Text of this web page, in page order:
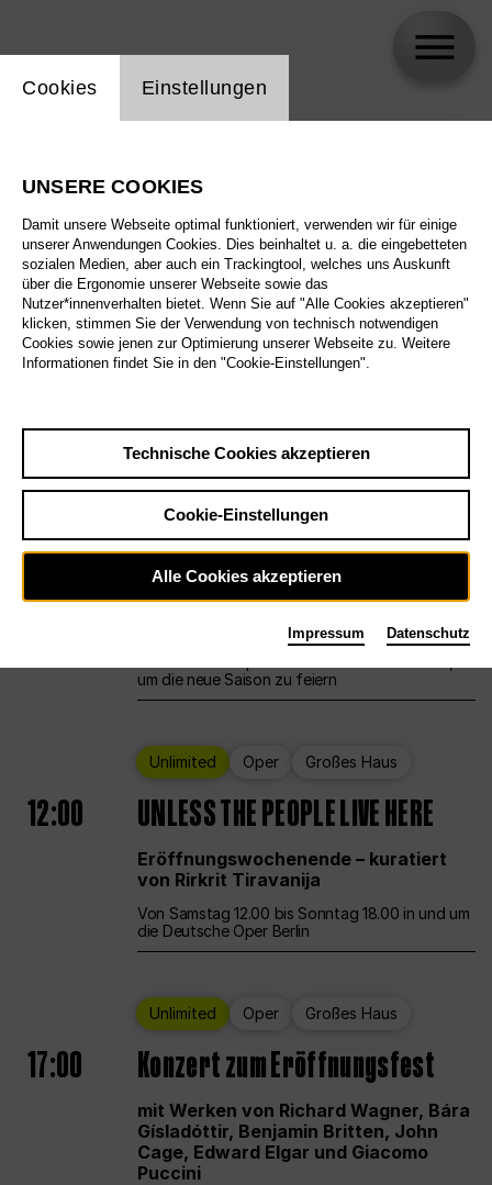
Alle Sparten
Alle Spielstätten
Alle Merkmale
Sa29.8.
Großes Haus
12:00 Eröffnungswochenende
um die neue Saison zu feiern
Unlimited Oper Großes Haus
12:00 UNLESS THE PEOPLE LIVE HERE
Eröffnungswochenende – kuratiert
von Rirkrit Tiravanija
Von Samstag 12.00 bis Sonntag 18.00 in und um
die Deutsche Oper Berlin
Unlimited Oper Großes Haus
17:00 Konzert zum Eröffnungsfest
mit Werken von Richard Wagner, Bára
Gísladóttir, Benjamin Britten, John
Cage, Edward Elgar und Giacomo
Puccini
Einstellung Website Cookie
Cookies Einstellungen
UNSERE COOKIES
Damit unsere Webseite optimal funktioniert, verwenden wir für einige
unserer Anwendungen Cookies. Dies beinhaltet u. a. die eingebetteten
sozialen Medien, aber auch ein Trackingtool, welches uns Auskunft
über die Ergonomie unserer Webseite sowie das
Nutzer*innenverhalten bietet. Wenn Sie auf "Alle Cookies akzeptieren"
klicken, stimmen Sie der Verwendung von technisch notwendigen
Cookies sowie jenen zur Optimierung unserer Webseite zu. Weitere
Informationen findet Sie in den "Cookie-Einstellungen".
Technische Cookies akzeptieren
Cookie-Einstellungen
Alle Cookies akzeptieren
Impressum Datenschutz